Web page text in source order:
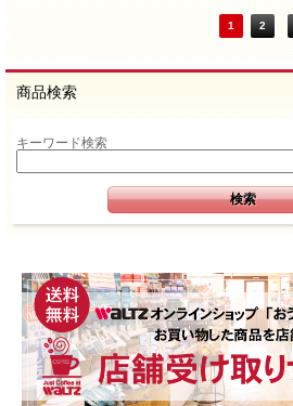
1 2
商品検索
キーワード検索